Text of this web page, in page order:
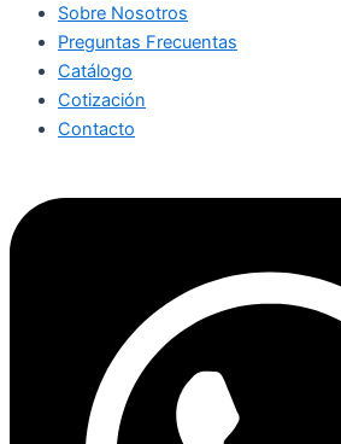
Sobre Nosotros
Preguntas Frecuentas
Catálogo
Cotización
Contacto